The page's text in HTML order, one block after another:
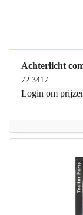
Achterlicht
72.3417
Login om